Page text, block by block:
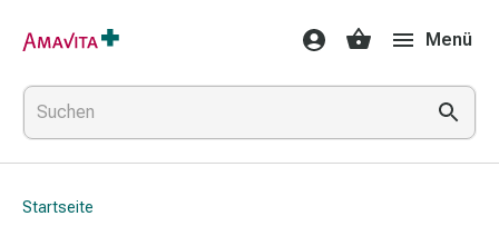
Medikamente
&
Behandlung
Hautverletzung
&
Wundheilung
Menü
Startseite